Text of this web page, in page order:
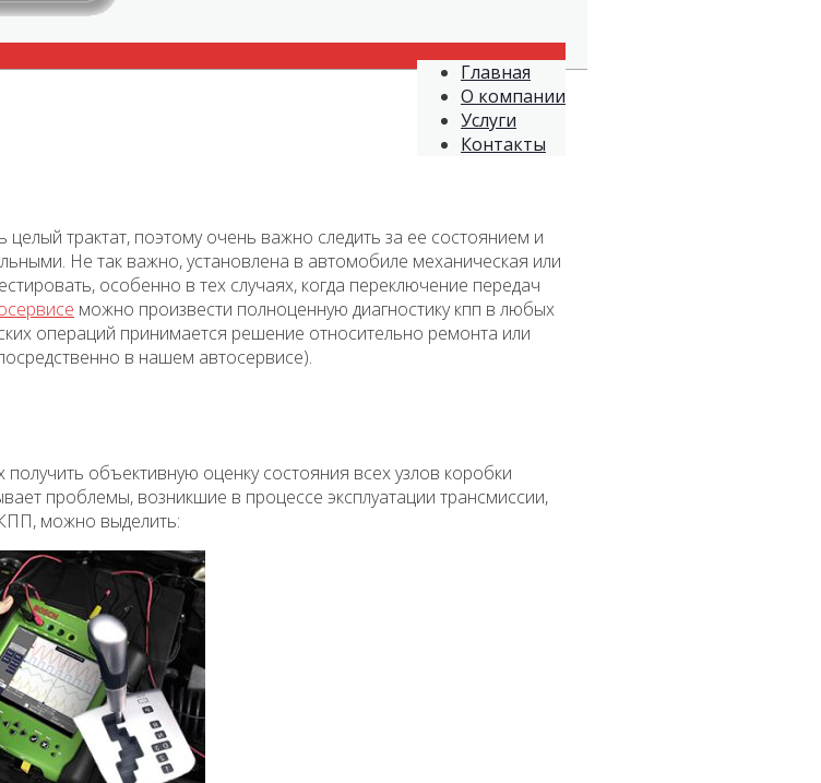
Главная
О компании
Услуги
Контакты
трактат, поэтому очень важно следить за ее состоянием и
Не так важно, установлена в автомобиле механическая или
особенно в тех случаях, когда переключение передач
можно произвести полноценную диагностику кпп в любых
операций принимается решение относительно ремонта или
в нашем автосервисе).
объективную оценку состояния всех узлов коробки
проблемы, возникшие в процессе эксплуатации трансмиссии,
можно выделить: